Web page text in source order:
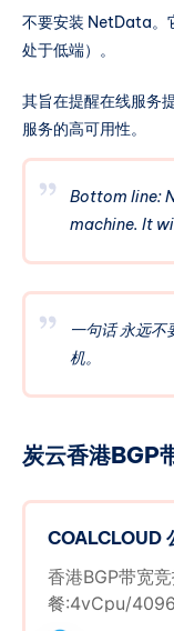
不要安装 NetData。
处于低端）。
其旨在提醒在线服务
服务的高可用性。
Bottom line:
machine. It
一句话 永远不
机。
炭云香港BGP
COALCLOUD
香港BGP带宽
餐:4vCpu/